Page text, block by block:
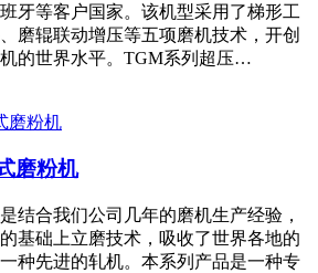
牙等客户国家。该机型采用了梯形工
磨辊联动增压等五项磨机技术，开创
的世界水平。TGM系列超压…
磨粉机
结合我们公司几年的磨机生产经验，
基础上立磨技术，吸收了世界各地的
种先进的轧机。本系列产品是一种专